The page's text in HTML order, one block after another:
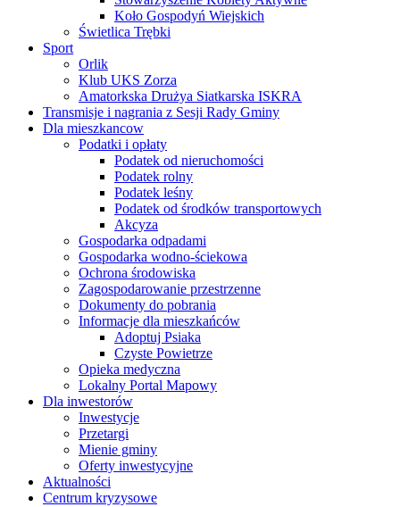
Koło Gospodyń Wiejskich
Świetlica Trębki
Sport
Orlik
Klub UKS Zorza
Amatorkska Drużya Siatkarska ISKRA
Transmisje i nagrania z Sesji Rady Gminy
Dla mieszkancow
Podatki i opłaty
Podatek od nieruchomości
Podatek rolny
Podatek leśny
Podatek od środków transportowych
Akcyza
Gospodarka odpadami
Gospodarka wodno-ściekowa
Ochrona środowiska
Zagospodarowanie przestrzenne
Dokumenty do pobrania
Informacje dla mieszkańców
Adoptuj Psiaka
Czyste Powietrze
Opieka medyczna
Lokalny Portal Mapowy
Dla inwestorów
Inwestycje
Przetargi
Mienie gminy
Oferty inwestycyjne
Aktualności
Centrum kryzysowe